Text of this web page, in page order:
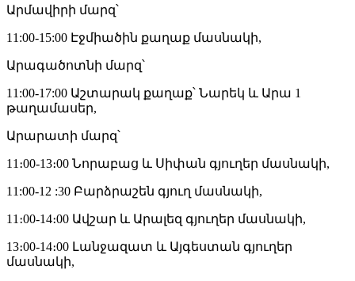
Արմավիրի մարզ՝
11:00-15:00 Էջմիածին քաղաք մասնակի,
Արագածոտնի մարզ՝
11:00-17:00 Աշտարակ քաղաք՝ Նարեկ և Արա 1
թաղամասեր,
Արարատի մարզ՝
11։00-13։00 Նորաբաց և Սիփան գյուղեր մասնակի,
11:00-12 :30 Բարձրաշեն գյուղ մասնակի,
11։00-14։00 Ավշար և Արալեզ գյուղեր մասնակի,
13։00-14։00 Լանջազատ և Այգեստան գյուղեր
մասնակի,